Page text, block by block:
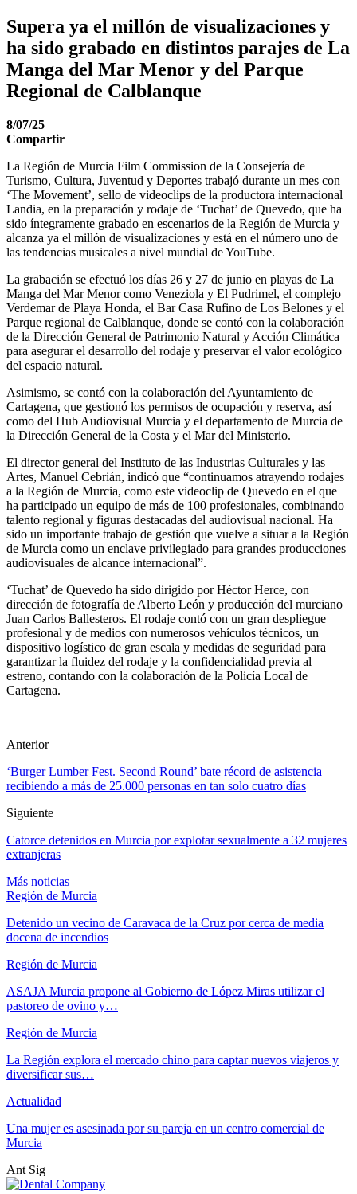
Supera ya el millón de visualizaciones y
ha sido grabado en distintos parajes de La
Manga del Mar Menor y del Parque
Regional de Calblanque
8/07/25
Compartir
La Región de Murcia Film Commission de la Consejería de
Turismo, Cultura, Juventud y Deportes trabajó durante un mes con
‘The Movement’, sello de videoclips de la productora internacional
Landia, en la preparación y rodaje de ‘Tuchat’ de Quevedo, que ha
sido íntegramente grabado en escenarios de la Región de Murcia y
alcanza ya el millón de visualizaciones y está en el número uno de
las tendencias musicales a nivel mundial de YouTube.
La grabación se efectuó los días 26 y 27 de junio en playas de La
Manga del Mar Menor como Veneziola y El Pudrimel, el complejo
Verdemar de Playa Honda, el Bar Casa Rufino de Los Belones y el
Parque regional de Calblanque, donde se contó con la colaboración
de la Dirección General de Patrimonio Natural y Acción Climática
para asegurar el desarrollo del rodaje y preservar el valor ecológico
del espacio natural.
Asimismo, se contó con la colaboración del Ayuntamiento de
Cartagena, que gestionó los permisos de ocupación y reserva, así
como del Hub Audiovisual Murcia y el departamento de Murcia de
la Dirección General de la Costa y el Mar del Ministerio.
El director general del Instituto de las Industrias Culturales y las
Artes, Manuel Cebrián, indicó que “continuamos atrayendo rodajes
a la Región de Murcia, como este videoclip de Quevedo en el que
ha participado un equipo de más de 100 profesionales, combinando
talento regional y figuras destacadas del audiovisual nacional. Ha
sido un importante trabajo de gestión que vuelve a situar a la Región
de Murcia como un enclave privilegiado para grandes producciones
audiovisuales de alcance internacional”.
‘Tuchat’ de Quevedo ha sido dirigido por Héctor Herce, con
dirección de fotografía de Alberto León y producción del murciano
Juan Carlos Ballesteros. El rodaje contó con un gran despliegue
profesional y de medios con numerosos vehículos técnicos, un
dispositivo logístico de gran escala y medidas de seguridad para
garantizar la fluidez del rodaje y la confidencialidad previa al
estreno, contando con la colaboración de la Policía Local de
Cartagena.
Anterior
‘Burger Lumber Fest. Second Round’ bate récord de asistencia
recibiendo a más de 25.000 personas en tan solo cuatro días
Siguiente
Catorce detenidos en Murcia por explotar sexualmente a 32 mujeres
extranjeras
Más noticias
Región de Murcia
Detenido un vecino de Caravaca de la Cruz por cerca de media
docena de incendios
Región de Murcia
ASAJA Murcia propone al Gobierno de López Miras utilizar el
pastoreo de ovino y…
Región de Murcia
La Región explora el mercado chino para captar nuevos viajeros y
diversificar sus…
Actualidad
Una mujer es asesinada por su pareja en un centro comercial de
Murcia
Ant Sig